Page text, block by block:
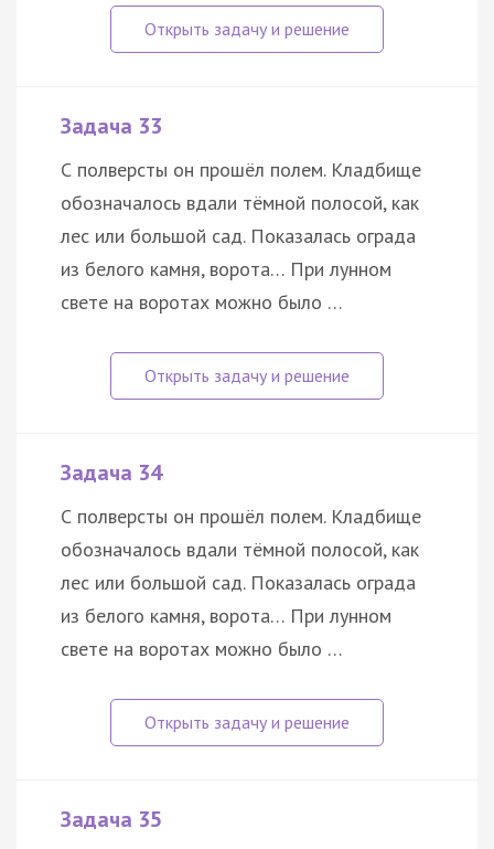
Задача 33
С полверсты он прошёл полем. Кладбище
обозначалось вдали тёмной полосой, как
лес или большой сад. Показалась ограда
из белого камня, ворота… При лунном
свете на воротах можно было …
Задача 34
С полверсты он прошёл полем. Кладбище
обозначалось вдали тёмной полосой, как
лес или большой сад. Показалась ограда
из белого камня, ворота… При лунном
свете на воротах можно было …
Задача 35